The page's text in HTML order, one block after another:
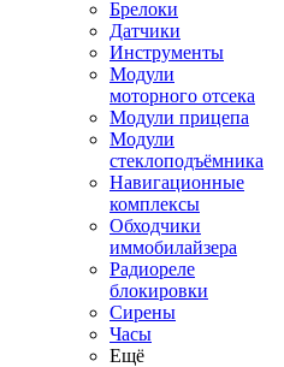
Брелоки
Датчики
Инструменты
Модули
моторного отсека
Модули прицепа
Модули
стеклоподъёмника
Навигационные
комплексы
Обходчики
иммобилайзера
Радиореле
блокировки
Сирены
Часы
Ещё